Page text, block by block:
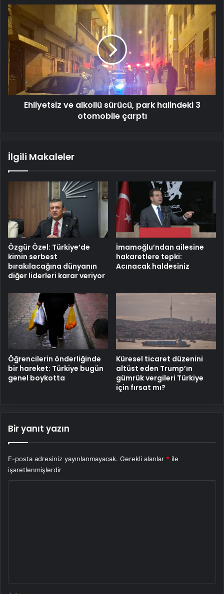
yatırım
yaptık
Ehliyetsiz
ve
alkollü
sürücü,
park
halindeki
3
otomobile
çarptı
Ehliyetsiz ve alkollü sürücü, park halindeki 3
otomobile çarptı
İlgili Makaleler
Özgür Özel: Türkiye’de
kimin serbest
bırakılacağına dünyanın
diğer liderleri karar veriyor
İmamoğlu’ndan ailesine
hakaretlere tepki:
Acınacak haldesiniz
Öğrencilerin önderliğinde
bir hareket: Türkiye bugün
genel boykotta
Küresel ticaret düzenini
altüst eden Trump’ın
gümrük vergileri Türkiye
için fırsat mı?
Bir yanıt yazın
E-posta adresiniz yayınlanmayacak. Gerekli alanlar * ile
işaretlenmişlerdir